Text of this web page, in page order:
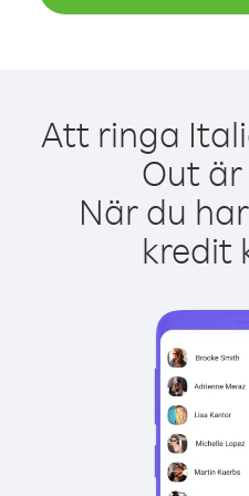
Att ringa
Out
När du
kredit